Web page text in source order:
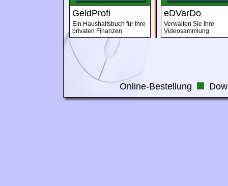
GeldProfi
Ein Haushaltsbuch für Ihre
privaten Finanzen
eDVarDo
Verwalten Sie Ihre
Videosammlung
Online-Bestellung